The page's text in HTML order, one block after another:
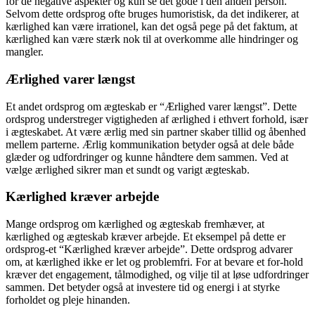
Selvom dette ordsprog ofte bruges humoristisk, da det indikerer, at
kærlighed kan være irrationel, kan det også pege på det faktum, at
kærlighed kan være stærk nok til at overkomme alle hindringer og
mangler.
Ærlighed varer længst
Et andet ordsprog om ægteskab er “Ærlighed varer længst”. Dette
ordsprog understreger vigtigheden af ​​ærlighed i ethvert forhold, især
i ægteskabet. At være ærlig med sin partner skaber tillid og åbenhed
mellem parterne. Ærlig kommunikation betyder også at dele både
glæder og udfordringer og kunne håndtere dem sammen. Ved at
vælge ærlighed sikrer man et sundt og varigt ægteskab.
Kærlighed kræver arbejde
Mange ordsprog om kærlighed og ægteskab fremhæver, at
kærlighed og ægteskab kræver arbejde. Et eksempel på dette er
ordsprog-et “Kærlighed kræver arbejde”. Dette ordsprog advarer
om, at kærlighed ikke er let og problemfri. For at bevare et for-hold
kræver det engagement, tålmodighed, og vilje til at løse udfordringer
sammen. Det betyder også at investere tid og energi i at styrke
forholdet og pleje hinanden.